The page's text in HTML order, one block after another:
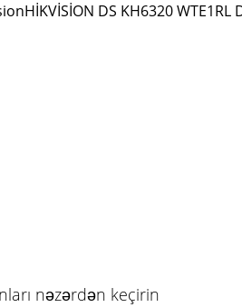
HİKVİSİON DS KH6320 WTE1RL
nəzərdən keçirin